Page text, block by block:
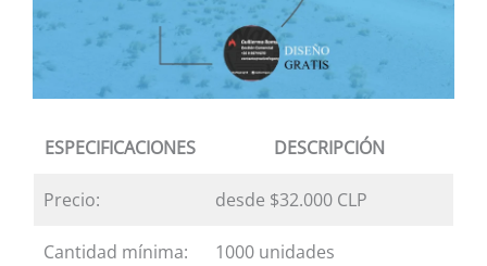
ESPECIFICACIONES DESCRIPCIÓN
Precio: desde $32.000 CLP
Cantidad mínima: 1000 unidades